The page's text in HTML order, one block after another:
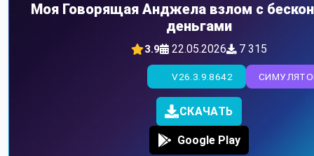
Моя Говорящая Анджела взлом с
деньгами
3.9 22.05.2026 7 315
V26.3.9.8642
СКАЧАТЬ
Google Play